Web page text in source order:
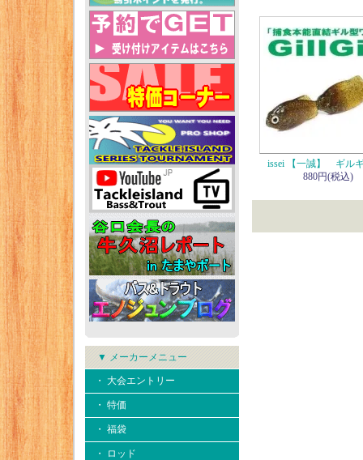
▼ メーカーメニュー
・ 大会エントリー
・ 特価
・ 福袋
・ ロッド
issei 【一誠】 ギル
880円(税込)